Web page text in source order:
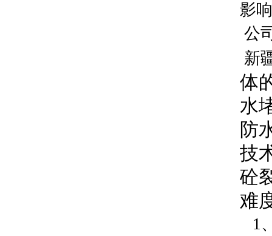
影
公
新
体
水
防
技
砼
难
1